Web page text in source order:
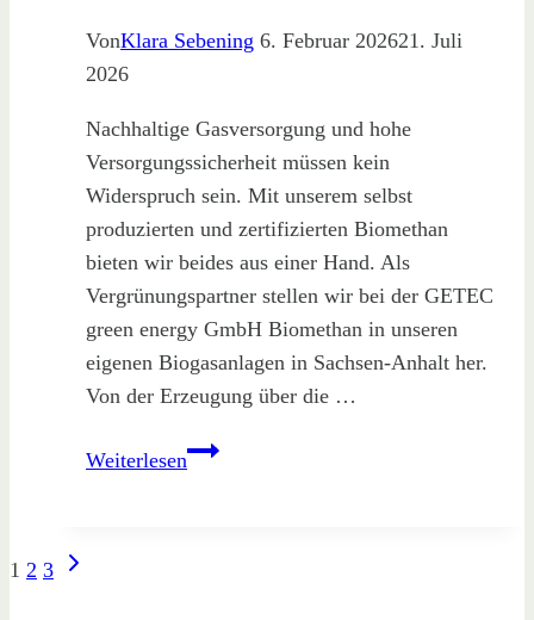
VonKlara Sebening 6. Februar 202621. Juli
2026
Nachhaltige Gasversorgung und hohe
Versorgungssicherheit müssen kein
Widerspruch sein. Mit unserem selbst
produzierten und zertifizierten Biomethan
bieten wir beides aus einer Hand. Als
Vergrünungspartner stellen wir bei der GETEC
green energy GmbH Biomethan in unseren
eigenen Biogasanlagen in Sachsen-Anhalt her.
Von der Erzeugung über die …
WeiterlesenVersorgungssicherheit
Seitennavigation
1 2 3
Nächste